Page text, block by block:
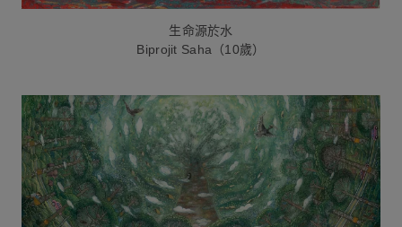
生命源於水
Biprojit Saha（10歲）